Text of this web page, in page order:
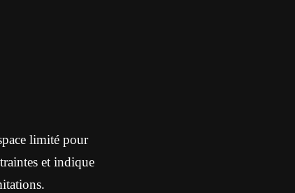
limité pour
et indique